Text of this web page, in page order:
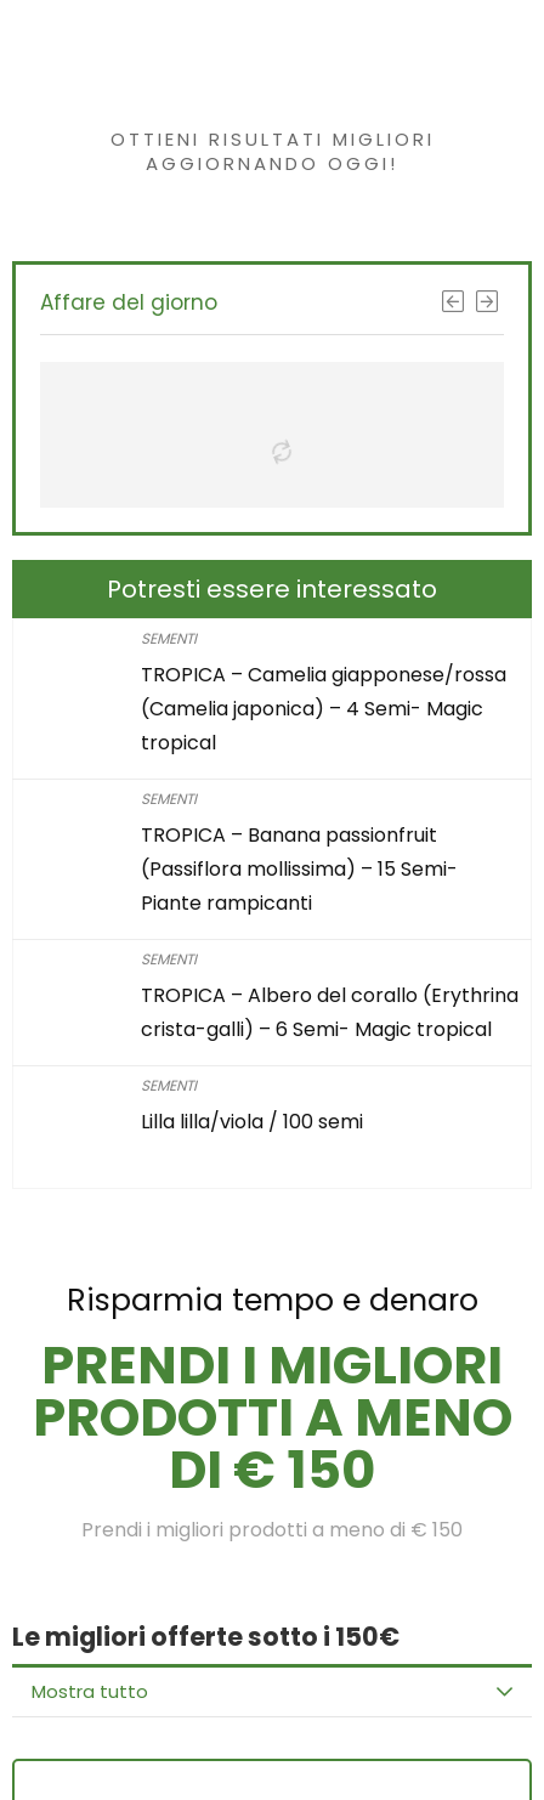
OTTIENI RISULTATI MIGLIORI
AGGIORNANDO OGGI!
Affare del giorno
Potresti essere interessato
SEMENTI
TROPICA – Camelia giapponese/rossa
(Camelia japonica) – 4 Semi- Magic
tropical
SEMENTI
TROPICA – Banana passionfruit
(Passiflora mollissima) – 15 Semi-
Piante rampicanti
SEMENTI
TROPICA – Albero del corallo (Erythrina
crista-galli) – 6 Semi- Magic tropical
SEMENTI
Lilla lilla/viola / 100 semi
Risparmia tempo e denaro
PRENDI I MIGLIORI
PRODOTTI A MENO
DI € 150
Prendi i migliori prodotti a meno di € 150
Le migliori offerte sotto i 150€
Mostra tutto